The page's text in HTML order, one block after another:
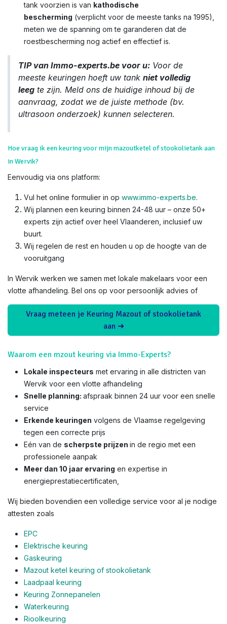
tank voorzien is van kathodische
bescherming (verplicht voor de meeste tanks na 1995),
meten we de spanning om te garanderen dat de
roestbescherming nog actief en effectief is.
TIP van Immo-experts.be voor u: Voor de
meeste keuringen hoeft uw tank niet volledig
leeg te zijn. Meld ons de huidige inhoud bij de
aanvraag, zodat we de juiste methode (bv.
ultrasoon onderzoek) kunnen selecteren.
Hoe vraag ik een keuring voor mijn mazoutketel of stookolietank aan
in Wervik?
Eenvoudig via ons platform:
Vul het online formulier in op www.immo-experts.be.
Wij plannen een keuring binnen 24-48 uur – onze 50+
experts zijn actief over heel Vlaanderen, inclusief uw
buurt.
Wij regelen de rest en houden u op de hoogte van de
vooruitgang
In Wervik werken we samen met lokale makelaars voor een
vlotte afhandeling. Bel ons op voor persoonlijk advies of
Vraag meteen je Keuring Mazout of stookolietank
aan ➜
Waarom een mzout keuring via Immo-Experts?
Lokale inspecteurs met ervaring in alle districten van
Wervik voor een vlotte afhandeling
Snelle planning: afspraak binnen 24 uur voor een snelle
service
Erkende keuringen volgens de Vlaamse regelgeving
tegen een correcte prijs
Eén van de scherpste prijzen in de regio met een
professionele aanpak
Meer dan 10 jaar ervaring en expertise in
energieprestatiecertificaten,
Wij bieden bovendien een volledige service voor al je nodige
attesten zoals
EPC
Elektrische keuring
Gaskeuring
Mazout ketel keuring of stookolietank
Laadpaal keuring
Keuring Zonnepanelen
Waterkeuring
Rioolkeuring